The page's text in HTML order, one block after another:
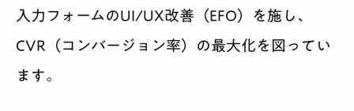
入力フォームのUI/UX改善（EFO）を施し、
CVR（コンバージョン率）の最大化を図ってい
ます。